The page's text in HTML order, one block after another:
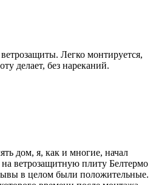
Легко монтируется,
делает, без нареканий.
дом, я, как и многие, начал
ветрозащитную плиту Белтермо
в целом были положительные.